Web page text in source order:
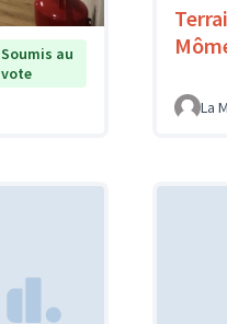
Soumis au
vote
La